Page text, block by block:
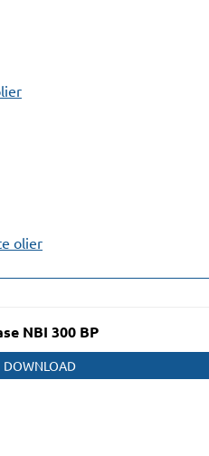
olier
NBI 300 BP
DOWNLOAD